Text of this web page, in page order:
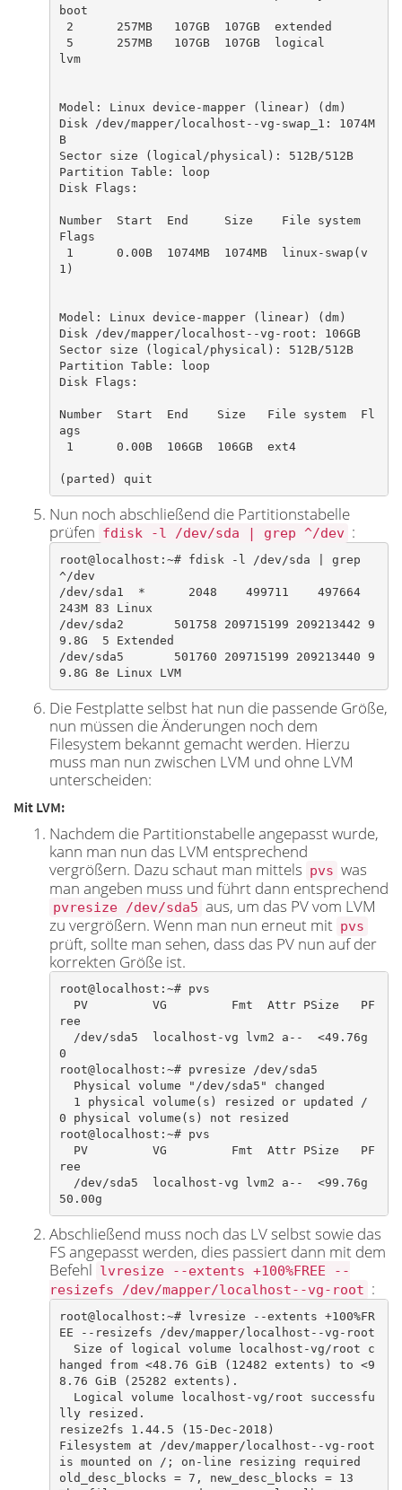
boot
lvm
Model: Linux device-mapper (linear) (dm)
Disk /dev/mapper/localhost--vg-swap_1: 1074M
B
Sector size (logical/physical): 512B/512B
Partition Table: loop
Disk Flags:
Number  Start  End     Size    File system
Flags
1)
Model: Linux device-mapper (linear) (dm)
Disk /dev/mapper/localhost--vg-root: 106GB
Sector size (logical/physical): 512B/512B
Partition Table: loop
Disk Flags:
Number  Start  End    Size   File system  Fl
ags
(parted) quit​
Nun noch abschließend die Partitionstabelle
prüfen fdisk -l /dev/sda | grep ^/dev :
root@localhost:~# fdisk -l /dev/sda | grep
^/dev
/dev/sda1  *      2048    499711    497664
243M 83 Linux
/dev/sda2       501758 209715199 209213442 9
9.8G  5 Extended
/dev/sda5       501760 209715199 209213440 9
9.8G 8e Linux LVM​
Die Festplatte selbst hat nun die passende Größe,
nun müssen die Änderungen noch dem
Filesystem bekannt gemacht werden. Hierzu
muss man nun zwischen LVM und ohne LVM
unterscheiden:
Mit LVM:
Nachdem die Partitionstabelle angepasst wurde,
kann man nun das LVM entsprechend
vergrößern. Dazu schaut man mittels pvs was
man angeben muss und führt dann entsprechend
pvresize /dev/sda5 aus, um das PV vom LVM
zu vergrößern. Wenn man nun erneut mit pvs
prüft, sollte man sehen, dass das PV nun auf der
korrekten Größe ist.
root@localhost:~# pvs
ree
0
root@localhost:~# pvresize /dev/sda5
0 physical volume(s) not resized
root@localhost:~# pvs
ree
50.00g
Abschließend muss noch das LV selbst sowie das
FS angepasst werden, dies passiert dann mit dem
Befehl lvresize --extents +100%FREE --
resizefs /dev/mapper/localhost--vg-root :
root@localhost:~# lvresize --extents +100%FR
EE --resizefs /dev/mapper/localhost--vg-root
hanged from <48.76 GiB (12482 extents) to <9
8.76 GiB (25282 extents).
lly resized.
resize2fs 1.44.5 (15-Dec-2018)
Filesystem at /dev/mapper/localhost--vg-root
is mounted on /; on-line resizing required
old_desc_blocks = 7, new_desc_blocks = 13